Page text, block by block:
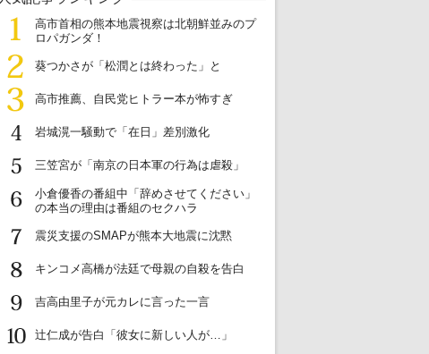
1
高市首相の熊本地震視察は北朝鮮並みのプ
ロパガンダ！
2
葵つかさが「松潤とは終わった」と
3
高市推薦、自民党ヒトラー本が怖すぎ
4
岩城滉一騒動で「在日」差別激化
5
三笠宮が「南京の日本軍の行為は虐殺」
6
小倉優香の番組中「辞めさせてください」
の本当の理由は番組のセクハラ
7
震災支援のSMAPが熊本大地震に沈黙
8
キンコメ高橋が法廷で母親の自殺を告白
9
吉高由里子が元カレに言った一言
10
辻仁成が告白「彼女に新しい人が…」